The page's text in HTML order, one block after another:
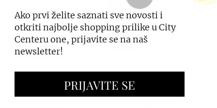
PRIJAVI SE
ZAKUP PROSTORA
OGLAŠAVANJE I PROMOCIJE
Ako prvi želite saznati sve novosti i
otkriti najbolje shopping prilike u City
Centeru one, prijavite se na naš
newsletter!
PRIJAVITE SE